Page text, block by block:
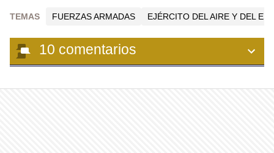
TEMAS FUERZAS ARMADAS EJÉRCITO DEL AIRE Y DEL
10 comentarios